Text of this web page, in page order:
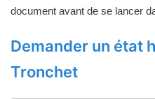
document avant de se lancer
Demander un état
Tronchet